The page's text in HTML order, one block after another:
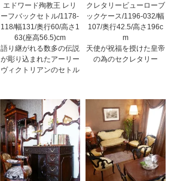
エドワード殉教王 レリ
ーフバックセトル/1178-
118/幅131/奥行60/高さ1
63(座高56.5)cm
語り継がれる数多の伝説
が彫り込まれたアーリー
ヴィクトリアンのセトル
クレタリービューローブ
ックケース/1196-032/幅
107/奥行42.5/高さ196c
m
天使が祝福を授けた皇帝
の為のセクレタリー